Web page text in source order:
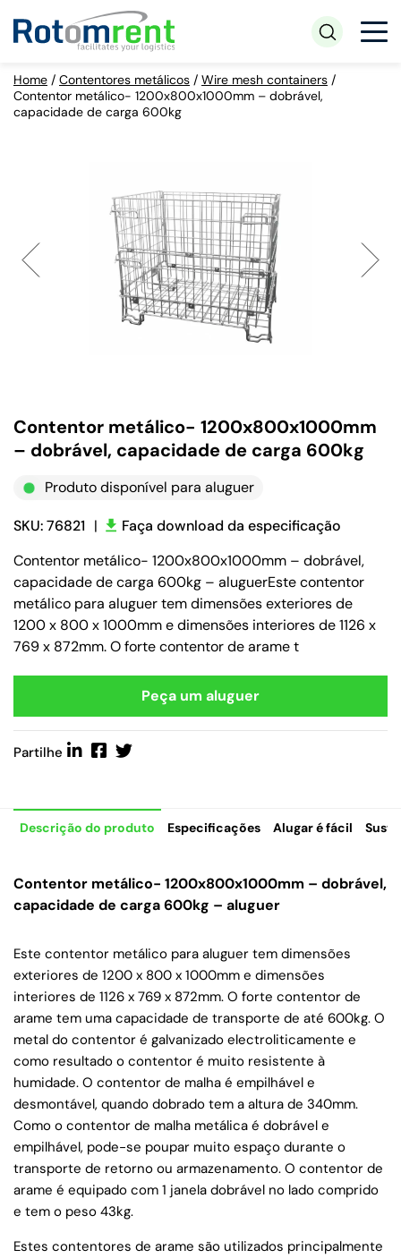
Home / Contentores metálicos / Wire mesh containers /
Contentor metálico- 1200x800x1000mm – dobrável,
capacidade de carga 600kg
Contentor metálico- 1200x800x1000mm
– dobrável, capacidade de carga 600kg
Produto disponível para aluguer
SKU: 76821 |
Faça download da especificação
Contentor metálico- 1200x800x1000mm – dobrável,
capacidade de carga 600kg – aluguerEste contentor
metálico para aluguer tem dimensões exteriores de
1200 x 800 x 1000mm e dimensões interiores de 1126 x
769 x 872mm. O forte contentor de arame t
Peça um aluguer
Partilhe
Descrição do produto Especificações Alugar é fácil
Contentor metálico- 1200x800x1000mm – dobrável,
capacidade de carga 600kg – aluguer
Este contentor metálico para aluguer tem dimensões
exteriores de 1200 x 800 x 1000mm e dimensões
interiores de 1126 x 769 x 872mm. O forte contentor de
arame tem uma capacidade de transporte de até 600kg. O
metal do contentor é galvanizado electroliticamente e
como resultado o contentor é muito resistente à
humidade. O contentor de malha é empilhável e
desmontável, quando dobrado tem a altura de 340mm.
Como o contentor de malha metálica é dobrável e
empilhável, pode-se poupar muito espaço durante o
transporte de retorno ou armazenamento. O contentor de
arame é equipado com 1 janela dobrável no lado comprido
e tem o peso 43kg.
Estes contentores de arame são utilizados principalmente